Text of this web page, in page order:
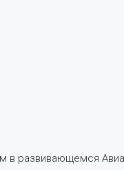
развивающемся